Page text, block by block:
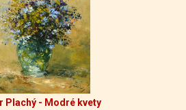
Plachý - Modré kvety